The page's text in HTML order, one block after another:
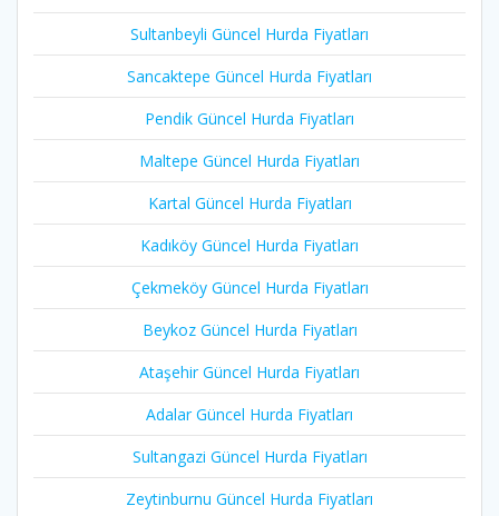
Sultanbeyli Güncel Hurda Fiyatları
Sancaktepe Güncel Hurda Fiyatları
Pendik Güncel Hurda Fiyatları
Maltepe Güncel Hurda Fiyatları
Kartal Güncel Hurda Fiyatları
Kadıköy Güncel Hurda Fiyatları
Çekmeköy Güncel Hurda Fiyatları
Beykoz Güncel Hurda Fiyatları
Ataşehir Güncel Hurda Fiyatları
Adalar Güncel Hurda Fiyatları
Sultangazi Güncel Hurda Fiyatları
Zeytinburnu Güncel Hurda Fiyatları